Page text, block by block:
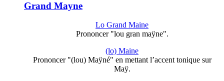
Grand Mayne
Lo Grand Maine
Prononcer "lou gran maÿne".
(lo) Maine
Prononcer "(lou) Maÿné" en mettant l’accent tonique sur
Maÿ.